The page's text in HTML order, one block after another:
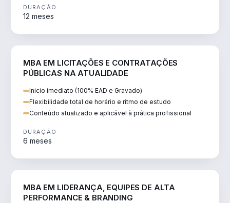
DURAÇÃO
12 meses
MBA EM LICITAÇÕES E CONTRATAÇÕES
PÚBLICAS NA ATUALIDADE
Inicio imediato (100% EAD e Gravado)
Flexibilidade total de horário e ritmo de estudo
Conteúdo atualizado e aplicável à prática profissional
DURAÇÃO
6 meses
MBA EM LIDERANÇA, EQUIPES DE ALTA
PERFORMANCE & BRANDING